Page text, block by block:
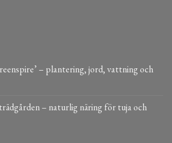
– plantering, jord, vattning och
– naturlig näring för tuja och